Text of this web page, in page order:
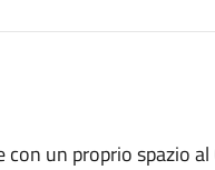
un proprio spazio